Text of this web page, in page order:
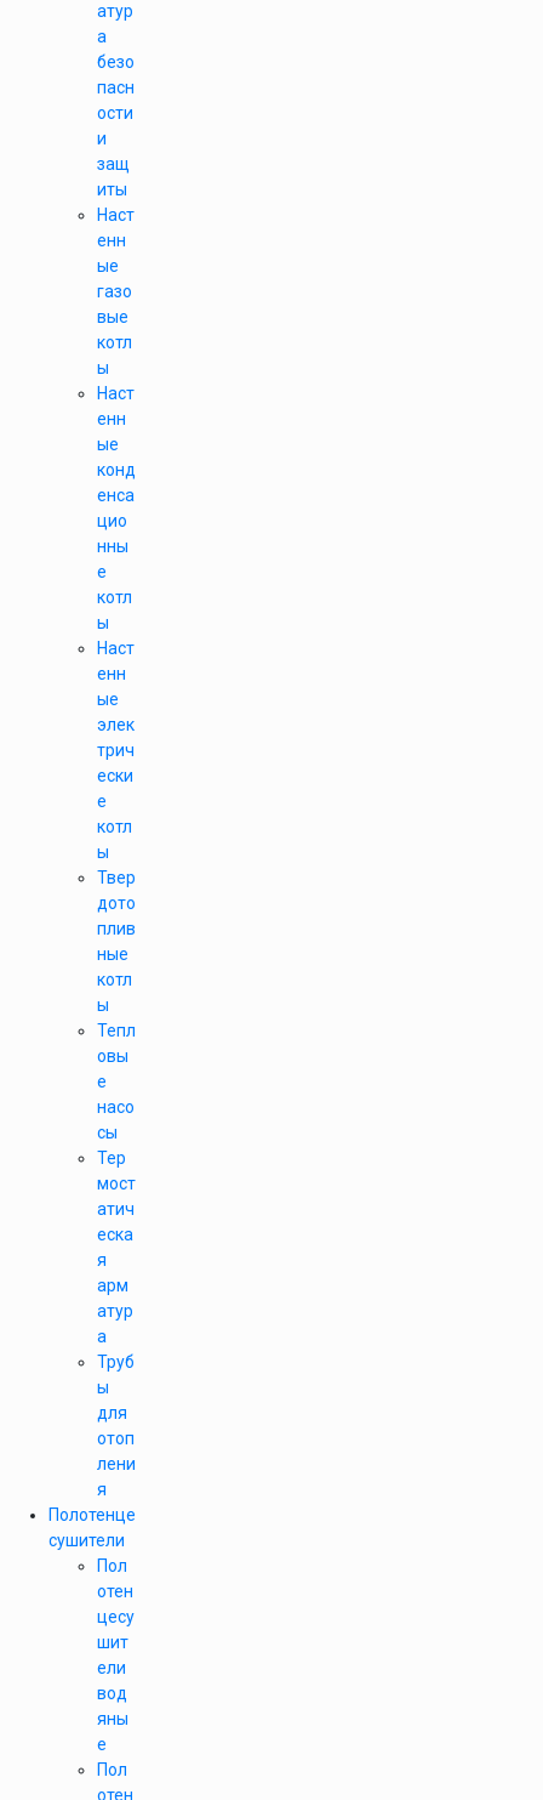
атур
а
безо
пасн
ости
и
защ
иты
Наст
енн
ые
газо
вые
котл
ы
Наст
енн
ые
конд
енса
цио
нны
е
котл
ы
Наст
енн
ые
элек
трич
ески
е
котл
ы
Твер
дото
плив
ные
котл
ы
Тепл
овы
е
насо
сы
Тер
мост
атич
еска
я
арм
атур
а
Труб
ы
для
отоп
лени
я
Полотенце
сушители
Пол
отен
цесу
шит
ели
вод
яны
е
Пол
отен